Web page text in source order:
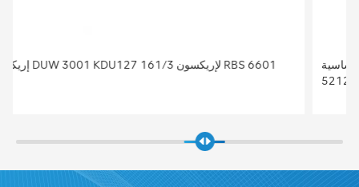
المحطة الأساسية BBU النطاق الأساسي إريكسون النطاق الأساسي